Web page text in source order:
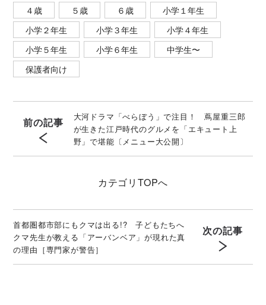
４歳 ５歳 ６歳
小学１年生
小学２年生
小学３年生
小学４年生
小学５年生
小学６年生
中学生〜
保護者向け
前の記事
大河ドラマ「べらぼう」で注目！ 蔦屋重三郎
が生きた江戸時代のグルメを「エキュート上
野」で堪能〔メニュー大公開〕
カテゴリ TOPへ
首都圏都市部にもクマは出る!? 子どもたちへ
クマ先生が教える「アーバンベア」が現れた真
の理由［専門家が警告］
次の記事